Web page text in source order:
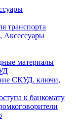
транспорта
материалы
СКУД. ключи,
к банкомату